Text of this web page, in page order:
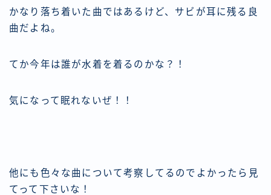
かなり落ち着いた曲ではあるけど、サビが耳に残る良
曲だよね。
てか今年は誰が水着を着るのかな？！
気になって眠れないぜ！！
他にも色々な曲について考察してるのでよかったら見
てって下さいな！